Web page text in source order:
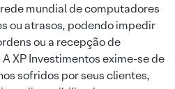
mundial de computadores
ou atrasos, podendo impedir
ou a recepção de
XP Investimentos exime-se de
sofridos por seus clientes,